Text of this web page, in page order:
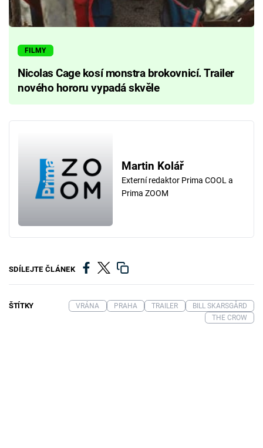
FILMY
Nicolas Cage kosí monstra brokovnicí. Trailer
nového hororu vypadá skvěle
Martin Kolář
Externí redaktor Prima COOL a
Prima ZOOM
SDÍLEJTE ČLÁNEK
ŠTÍTKY VRÁNA PRAHA TRAILER
BILL SKARSGÅRD
THE CROW